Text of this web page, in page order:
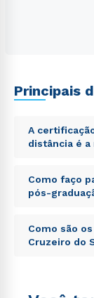
Principais
A
distância é
Sed ut
voluptatem
totam rem
explicabo.
voluptas sit
Como faço
pós-
Sed ut
voluptatem
Como são
Cruzeiro do